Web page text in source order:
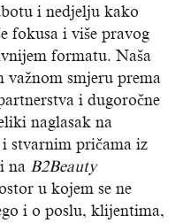
i nedjelju kako
fokusa i više pravog
formatu. Naša
važnom smjeru prema
i dugoročne
naglasak na
stvarnim pričama iz
na B2Beauty
u kojem se ne
i o poslu, klijentima,